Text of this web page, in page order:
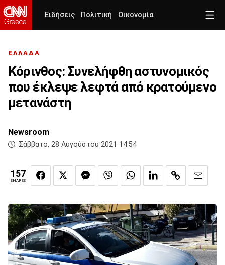
Ειδήσεις Πολιτική Οικονομία
ΕΛΛΑΔΑ
Κόρινθος: Συνελήφθη αστυνομικός
που έκλεψε λεφτά από κρατούμενο
μετανάστη
Newsroom
Σάββατο, 28 Αυγούστου 2021 14:54
157
SHARES